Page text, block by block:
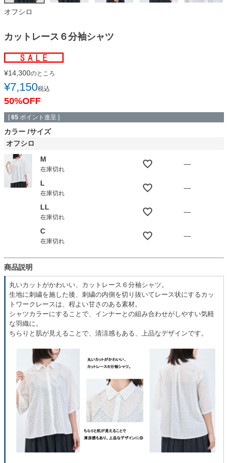
オフシロ
カットレース６分袖シャツ
¥14,300のところ
¥7,150税込
50%OFF
[ 65 ポイント進呈 ]
カラー サイズ
オフシロ
M
在庫切れ
—
L
在庫切れ
—
LL
在庫切れ
—
C
在庫切れ
—
商品説明
丸いカットがかわいい、カットレース６分袖シャツ。
生地に刺繍を施した後、刺繍の内側を切り抜いてレース状にするカッ
トワークレースは、程よい甘さのある素材。
シャツカラーにすることで、インナーとの組み合わせがしやすい気軽
な羽織に。
ちらりと肌が見えることで、清涼感もある、上品なデザインです。